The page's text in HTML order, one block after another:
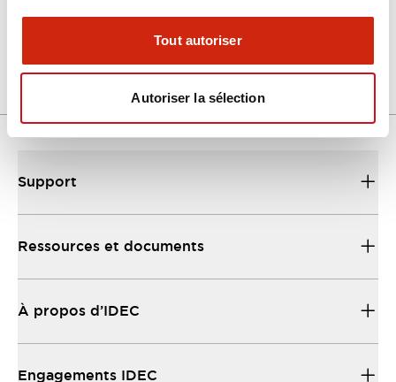
Tout autoriser
Autoriser la sélection
Support
Ressources et documents
À propos d’IDEC
Engagements IDEC